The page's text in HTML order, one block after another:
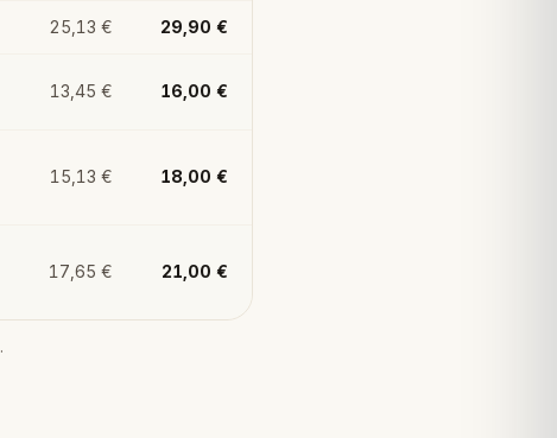
25,13 € 29,90 €
13,45 € 16,00 €
15,13 € 18,00 €
17,65 € 21,00 €
.